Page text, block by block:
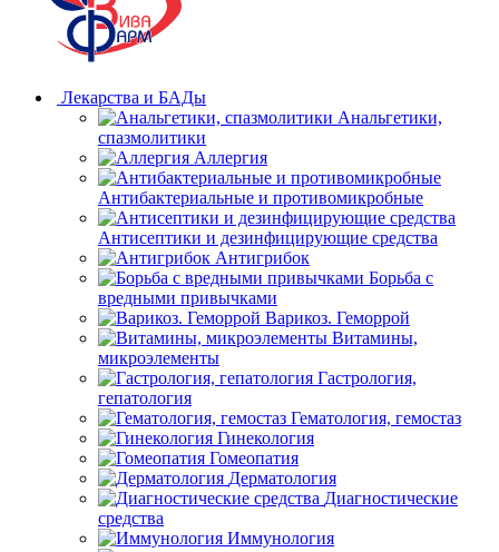
Лекарства и БАДы
Анальгетики,
спазмолитики
Аллергия
Антибактериальные и противомикробные
Антисептики и дезинфицирующие средства
Антигрибок
Борьба с
вредными привычками
Варикоз. Геморрой
Витамины,
микроэлементы
Гастрология,
гепатология
Гематология, гемостаз
Гинекология
Гомеопатия
Дерматология
Диагностические
средства
Иммунология